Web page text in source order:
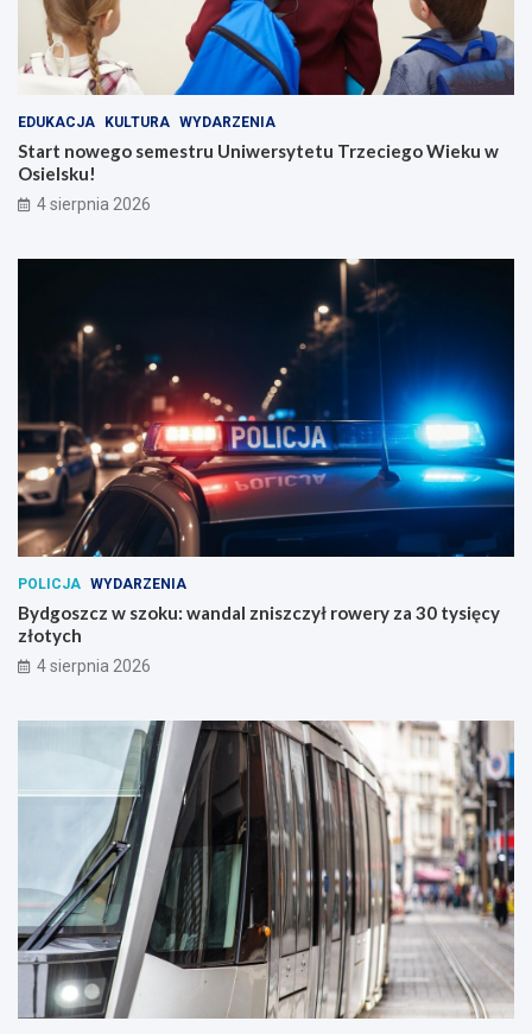
EDUKACJA KULTURA WYDARZENIA
Start nowego semestru Uniwersytetu Trzeciego Wieku w
Osielsku!
4 sierpnia 2026
POLICJA WYDARZENIA
Bydgoszcz w szoku: wandal zniszczył rowery za 30 tysięcy
złotych
4 sierpnia 2026